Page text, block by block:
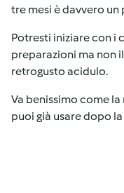
tre mesi è davvero
Potresti iniziare con i
preparazioni ma non
retrogusto acidulo.
Va benissimo come
puoi già usare dopo